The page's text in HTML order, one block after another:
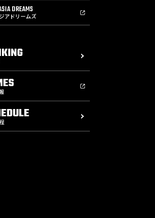
DREAMS
アドリームズ